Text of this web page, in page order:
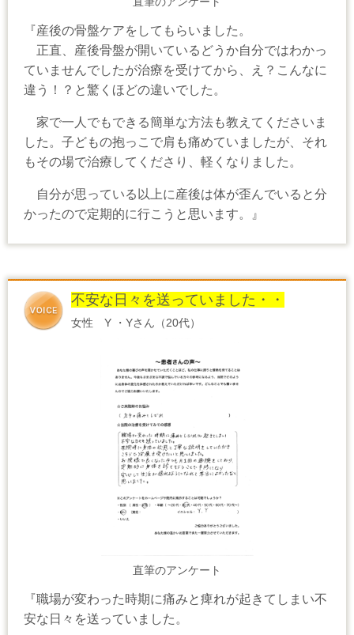
『産後の骨盤ケアをしてもらいました。
正直、産後骨盤が開いているどうか自分ではわかっ
ていませんでしたが治療を受けてから、え？こんなに
違う！？と驚くほどの違いでした。
家で一人でもできる簡単な方法も教えてくださいま
した。子どもの抱っこで肩も痛めていましたが、それ
もその場で治療してくださり、軽くなりました。
自分が思っている以上に産後は体が歪んでいると分
かったので定期的に行こうと思います。』
不安な日々を送っていました・・
女性 Y ・Yさん（20代）
直筆のアンケート
『職場が変わった時期に痛みと痺れが起きてしまい不
安な日々を送っていました。